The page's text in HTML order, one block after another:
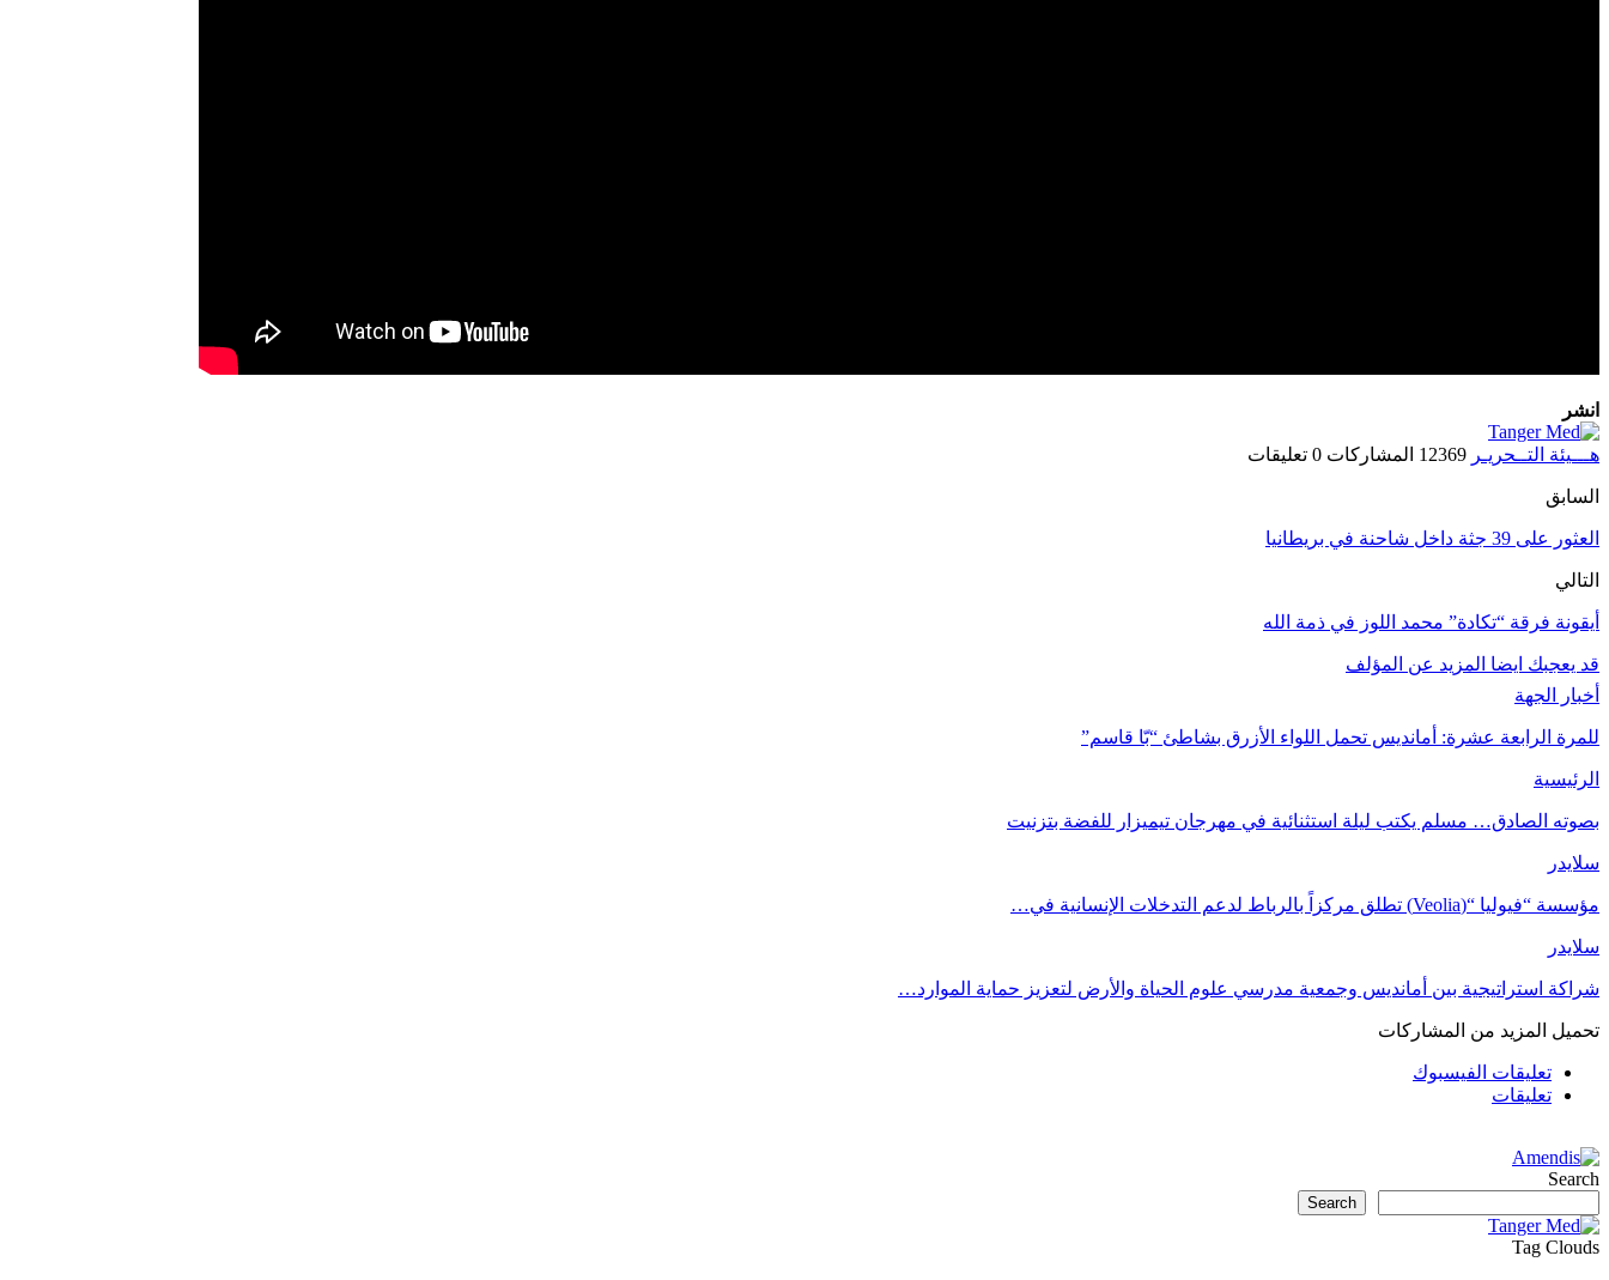
انشر
هـــيئة التــحريـر 12369 المشاركات 0 تعليقات
السابق
العثور على 39 جثة داخل شاحنة في بريطانيا
التالي
أيقونة فرقة “تكادة” محمد اللوز في ذمة الله
قد يعجبك ايضا المزيد عن المؤلف
أخبار الجهة
للمرة الرابعة عشرة: أمانديس تحمل اللواء الأزرق بشاطئ “بّا قاسم”
الرئيسية
بصوته الصادق… مسلم يكتب ليلة استثنائية في مهرجان تيميزار للفضة بتزنيت
سلايدر
مؤسسة “فيوليا “(Veolia) تطلق مركزاً بالرباط لدعم التدخلات الإنسانية في…
سلايدر
شراكة استراتيجية بين أمانديس وجمعية مدرسي علوم الحياة والأرض لتعزيز حماية الموارد…
تحميل المزيد من المشاركات
تعليقات الفيسبوك
تعليقات
Search
Search
Tag Clouds